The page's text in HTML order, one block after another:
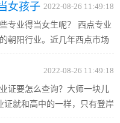
本日要讲什么，提前预习
女孩子 2022-08-26 11:49:18
专业得当女生呢？ 西点专业
朝阳行业。近几年西点市场
一职业带来了杰出的开...
2022-08-26 11:49:18
证要怎么查询？大师一块儿
证就和高中的一样，只有登岸